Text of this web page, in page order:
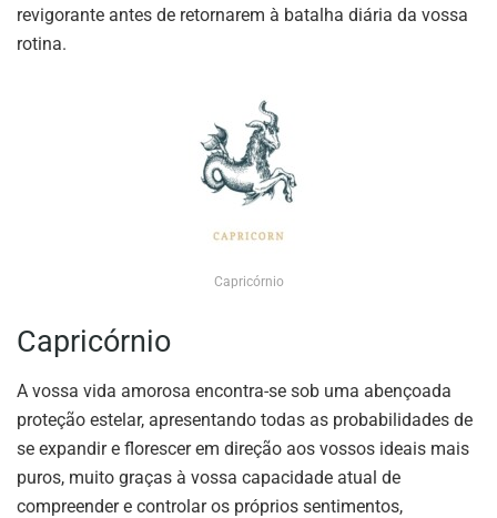
revigorante antes de retornarem à batalha diária da vossa
rotina.
Capricórnio
Capricórnio
A vossa vida amorosa encontra-se sob uma abençoada
proteção estelar, apresentando todas as probabilidades de
se expandir e florescer em direção aos vossos ideais mais
puros, muito graças à vossa capacidade atual de
compreender e controlar os próprios sentimentos,